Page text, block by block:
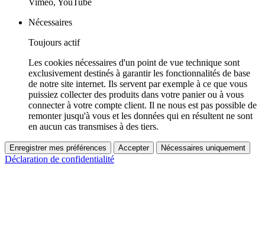
Vimeo, YouTube
Nécessaires
Toujours actif
Les cookies nécessaires d'un point de vue technique sont
exclusivement destinés à garantir les fonctionnalités de base
de notre site internet. Ils servent par exemple à ce que vous
puissiez collecter des produits dans votre panier ou à vous
connecter à votre compte client. Il ne nous est pas possible de
remonter jusqu'à vous et les données qui en résultent ne sont
en aucun cas transmises à des tiers.
Enregistrer mes préférences Accepter Nécessaires uniquement
Déclaration de confidentialité